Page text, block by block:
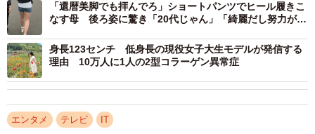
「還暦美脚でも拝んでろ」ショートパンツでヒール履きこ
なす母 後ろ姿に驚き「20代じゃん」「綺麗だし努力がす
身長123センチ 低身長の現役女子大生モデルが発信する
理由 10万人に1人の2型コラーゲン異常症
エンタメ テレビ IT